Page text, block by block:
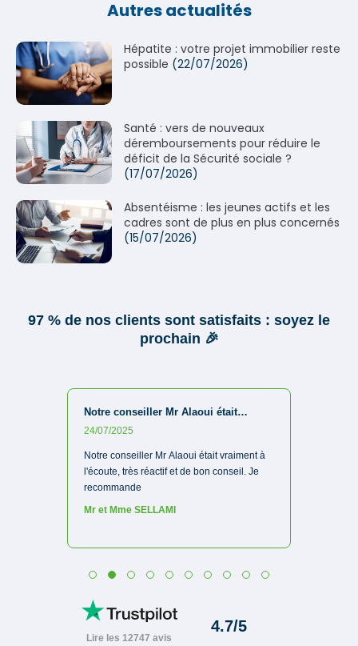
Autres actualités
Hépatite : votre projet immobilier reste
possible (22/07/2026)
Santé : vers de nouveaux
déremboursements pour réduire le
déficit de la Sécurité sociale ?
(17/07/2026)
Absentéisme : les jeunes actifs et les
cadres sont de plus en plus concernés
(15/07/2026)